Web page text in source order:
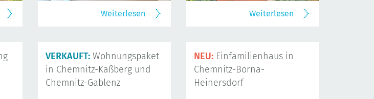
Weiterlesen Weiterlesen
VERKAUFT: Wohnungspaket
in Chemnitz-Kaßberg und
Chemnitz-Gablenz
NEU: Einfamilienhaus in
Chemnitz-Borna-
Heinersdorf